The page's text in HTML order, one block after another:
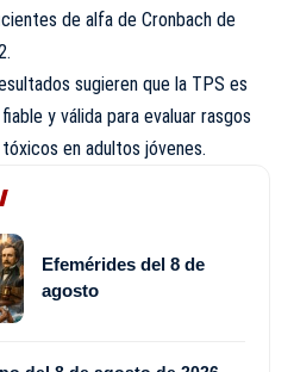
de alfa de Cronbach de
sugieren que la TPS es
y válida para evaluar rasgos
en adultos jóvenes.
Efemérides del 8 de
agosto